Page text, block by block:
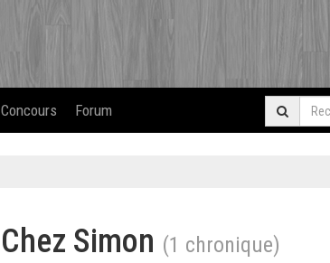
Concours Forum
Chez Simon (1 chronique)